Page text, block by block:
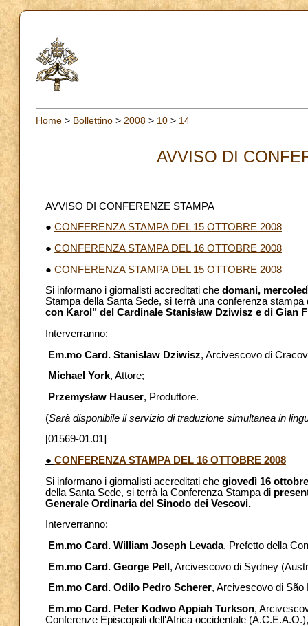
Home > Bollettino > 2008 > 10 > 14
AVVISO DI
AVVISO DI CONFERENZE STAMPA
● CONFERENZA STAMPA DEL 15 OTTOBRE 2008
● CONFERENZA STAMPA DEL 16 OTTOBRE 2008
● CONFERENZA STAMPA DEL 15 OTTOBRE 2008
Si informano i giornalisti accreditati che domani,
Stampa della Santa Sede, si terrà una conferenza
con Karol" del Cardinale Stanisław Dziwisz e di Gian
Interverranno:
Em.mo Card. Stanisław Dziwisz, Arcivescovo di
Michael York, Attore;
Przemysław Hauser, Produttore.
(Sarà disponibile il servizio di traduzione simultanea in
[01569-01.01]
● CONFERENZA STAMPA DEL 16 OTTOBRE 2008
Si informano i giornalisti accreditati che giovedì 16
della Santa Sede, si terrà la Conferenza Stampa di
Generale Ordinaria del Sinodo dei Vescovi.
Interverranno:
Em.mo Card. William Joseph Levada, Prefetto della
Em.mo Card. George Pell, Arcivescovo di Sydney
Em.mo Card. Odilo Pedro Scherer, Arcivescovo di São
Em.mo Card. Peter Kodwo Appiah Turkson,
Conferenze Episcopali dell'Africa occidentale